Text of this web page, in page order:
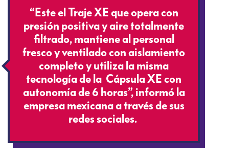
“Este el Traje XE que opera con
presión positiva y aire totalmente
filtrado, mantiene al personal
fresco y ventilado con aislamiento
completo y utiliza la misma
tecnología de la Cápsula XE con
autonomía de 6 horas”, informó la
empresa mexicana a través de sus
redes sociales.